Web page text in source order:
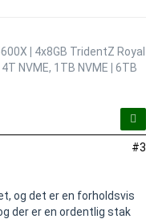
4x8GB TridentZ Royal
4T NVME, 1TB NVME
6TB
#3
og det er en forholdsvis
der er en ordentlig stak